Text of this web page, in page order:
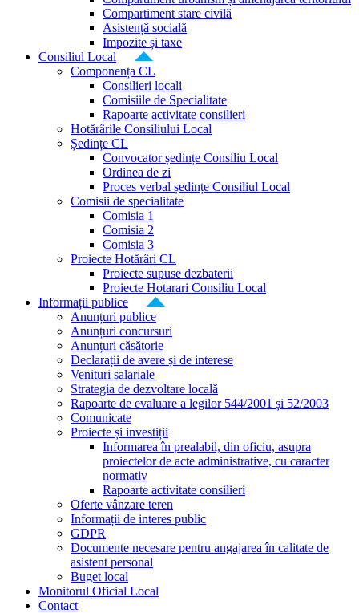
Compartiment stare civilă
Asistență socială
Impozite și taxe
Consiliul Local
Componența CL
Consilieri locali
Comisiile de Specialitate
Rapoarte activitate consilieri
Hotărârile Consiliului Local
Ședințe CL
Convocator ședințe Consiliu Local
Ordinea de zi
Proces verbal ședințe Consiliul Local
Comisii de specialitate
Comisia 1
Comisia 2
Comisia 3
Proiecte Hotărâri CL
Proiecte supuse dezbaterii
Proiecte Hotarari Consiliu Local
Informații publice
Anunțuri publice
Anunțuri concursuri
Anunțuri căsătorie
Declarații de avere și de interese
Venituri salariale
Strategia de dezvoltare locală
Rapoarte de evaluare a legilor 544/2001 și 52/2003
Comunicate
Proiecte și investiții
Informarea în prealabil, din oficiu, asupra
proiectelor de acte administrative, cu caracter
normativ
Rapoarte activitate consilieri
Oferte vânzare teren
Informații de interes public
GDPR
Documente necesare pentru angajarea în calitate de
asistent personal
Buget local
Monitorul Oficial Local
Contact